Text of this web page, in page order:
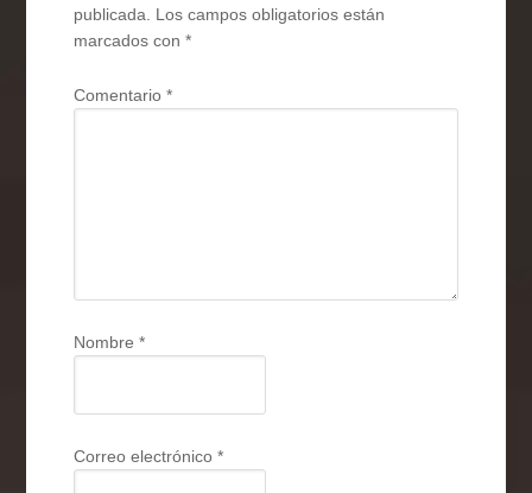
publicada. Los campos obligatorios están
marcados con*
Comentario*
Nombre*
Correo electrónico*